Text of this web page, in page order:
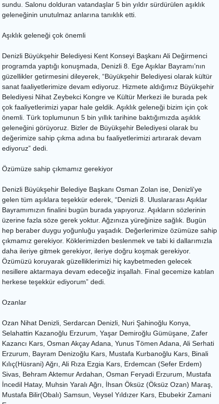
sundu. Salonu dolduran vatandaşlar 5 bin yıldır sürdürülen aşıklık
geleneğinin unutulmaz anlarına tanıklık etti.
Aşıklık geleneği çok önemli
Denizli Büyükşehir Belediyesi Kent Konseyi Başkanı Ali Değirmenci
programda yaptığı konuşmada, Denizli 8. Ege Aşıklar Bayramı’nın
güzellikler getirmesini dileyerek, “Büyükşehir Belediyesi olarak kültür
sanat faaliyetlerimize devam ediyoruz. Hizmete aldığımız Büyükşehir
Belediyesi Nihat Zeybekci Kongre ve Kültür Merkezi ile burada pek
çok faaliyetlerimizi yapar hale geldik. Aşıklık geleneği bizim için çok
önemli. Türk toplumunun 5 bin yıllık tarihine baktığımızda aşıklık
geleneğini görüyoruz. Bizler de Büyükşehir Belediyesi olarak bu
değerimize sahip çıkma adına bu faaliyetlerimizi artırarak devam
ediyoruz” dedi.
Özümüze sahip çıkmamız gerekiyor
Denizli Büyükşehir Belediye Başkanı Osman Zolan ise, Denizli'ye
gelen tüm aşıklara teşekkür ederek, “Denizli 8. Uluslararası Aşıklar
Bayramımızın finalini bugün burada yapıyoruz. Aşıkların sözlerinin
üzerine fazla söze gerek yoktur. Ağzınıza yüreğinize sağlık. Bugün
hep beraber duygu yoğunluğu yaşadık. Değerlerimize özümüze sahip
çıkmamız gerekiyor. Köklerimizden beslenmek ve tabi ki dallarımızla
daha ileriye gitmek gerekiyor, ileriye doğru koşmak gerekiyor.
Özümüzü koruyarak güzelliklerimizi hiç kaybetmeden gelecek
nesillere aktarmaya devam edeceğiz inşallah. Final gecemize katılan
herkese teşekkür ediyorum” dedi.
Ozanlar
Ozan Nihat Denizli, Serdarcan Denizli, Nuri Şahinoğlu Konya,
Selahattin Kazanoğlu Erzurum, Yaşar Demiroğlu Gümüşane, Zafer
Kazancı Kars, Osman Akçay Adana, Yunus Tömen Adana, Ali Serhati
Erzurum, Bayram Denizoğlu Kars, Mustafa Kurbanoğlu Kars, Binali
Kılıç(Hüsrani) Ağrı, Ali Rıza Ezgia Kars, Erdemcan (Sefer Erdem)
Sivas, Behram Aktemur Ardahan, Osman Feryadi Erzurum, Mustafa
İncedil Hatay, Muhsin Yaralı Ağrı, İhsan Öksüz (Öksüz Ozan) Maraş,
Mustafa Bilir(Obalı) Samsun, Veysel Yıldızer Kars, Ebubekir Zamani